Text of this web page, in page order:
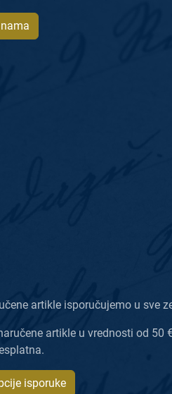
artikle isporučujemo u sve
artikle u vrednosti od 50
isporuke